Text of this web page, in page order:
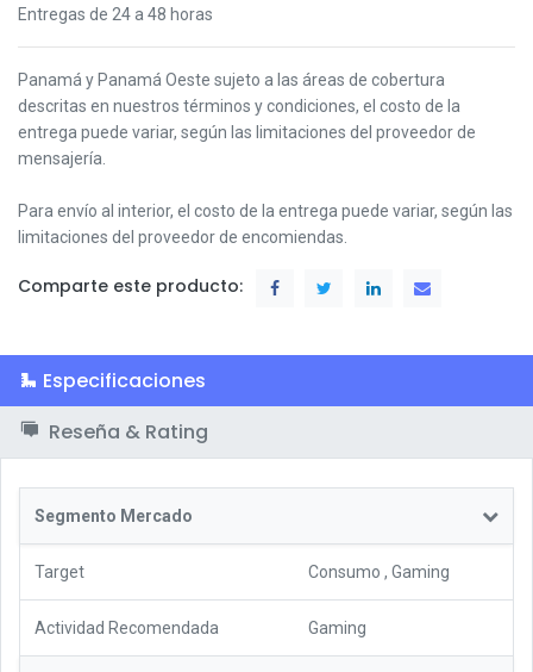
Entregas de 24 a 48 horas
Panamá y Panamá Oeste sujeto a las áreas de cobertura
descritas en nuestros términos y condiciones, el costo de la
entrega puede variar, según las limitaciones del proveedor de
mensajería.
Para envío al interior, el costo de la entrega puede variar, según las
limitaciones del proveedor de encomiendas.
Comparte este producto:
Especificaciones
Reseña & Rating
Segmento Mercado
Target Consumo , Gaming
Actividad Recomendada Gaming